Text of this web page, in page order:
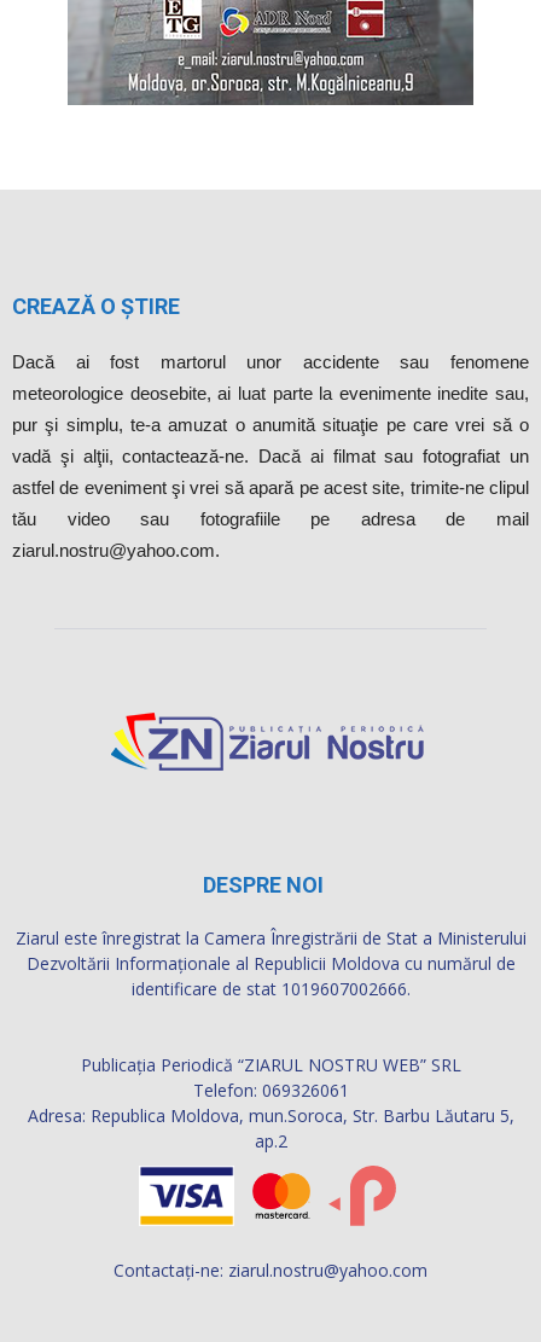
CREAZĂ O ȘTIRE
Dacă ai fost martorul unor accidente sau fenomene
meteorologice deosebite, ai luat parte la evenimente inedite sau,
pur şi simplu, te-a amuzat o anumită situaţie pe care vrei să o
vadă şi alţii, contactează-ne. Dacă ai filmat sau fotografiat un
astfel de eveniment şi vrei să apară pe acest site, trimite-ne clipul
tău video sau fotografiile pe adresa de mail
ziarul.nostru@yahoo.com.
DESPRE NOI
Ziarul este înregistrat la Camera Înregistrării de Stat a Ministerului
Dezvoltării Informaţionale al Republicii Moldova cu numărul de
identificare de stat 1019607002666.
Publicația Periodică “ZIARUL NOSTRU WEB” SRL
Telefon: 069326061
Adresa: Republica Moldova, mun.Soroca, Str. Barbu Lăutaru 5,
ap.2
Contactați-ne: ziarul.nostru@yahoo.com